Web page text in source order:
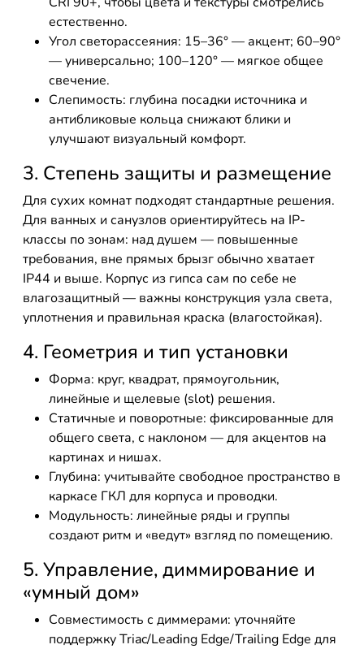
естественно.
Угол светорассеяния: 15–36° — акцент; 60–90°
— универсально; 100–120° — мягкое общее
свечение.
Слепимость: глубина посадки источника и
антибликовые кольца снижают блики и
улучшают визуальный комфорт.
3. Степень защиты и размещение
Для сухих комнат подходят стандартные решения.
Для ванных и санузлов ориентируйтесь на IP-
классы по зонам: над душем — повышенные
требования, вне прямых брызг обычно хватает
IP44 и выше. Корпус из гипса сам по себе не
влагозащитный — важны конструкция узла света,
уплотнения и правильная краска (влагостойкая).
4. Геометрия и тип установки
Форма: круг, квадрат, прямоугольник,
линейные и щелевые (slot) решения.
Статичные и поворотные: фиксированные для
общего света, с наклоном — для акцентов на
картинах и нишах.
Глубина: учитывайте свободное пространство в
каркасе ГКЛ для корпуса и проводки.
Модульность: линейные ряды и группы
создают ритм и «ведут» взгляд по помещению.
5. Управление, диммирование и
«умный дом»
Совместимость с диммерами: уточняйте
поддержку Triac/Leading Edge/Trailing Edge для